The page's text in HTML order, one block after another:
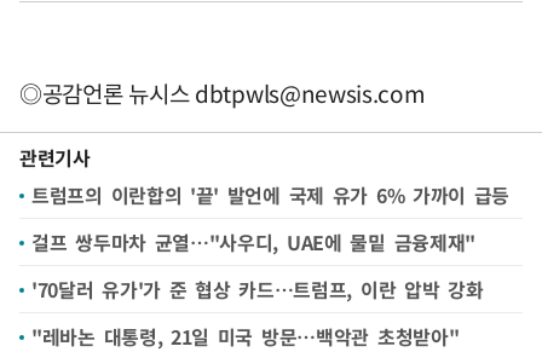
◎공감언론 뉴시스dbtpwls@newsis.com
관련기사
트럼프의 이란합의 '끝' 발언에 국제 유가 6% 가까이 급등
걸프 쌍두마차 균열…"사우디, UAE에 물밑 금융제재"
'70달러 유가'가 준 협상 카드…트럼프, 이란 압박 강화
"레바논 대통령, 21일 미국 방문…백악관 초청받아"